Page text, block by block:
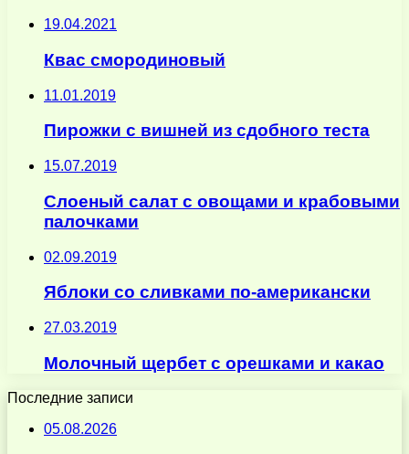
19.04.2021
Квас смородиновый
11.01.2019
Пирожки с вишней из сдобного теста
15.07.2019
Слоеный салат с овощами и крабовыми
палочками
02.09.2019
Яблоки со сливками по-американски
27.03.2019
Молочный щербет с орешками и какао
Последние записи
05.08.2026